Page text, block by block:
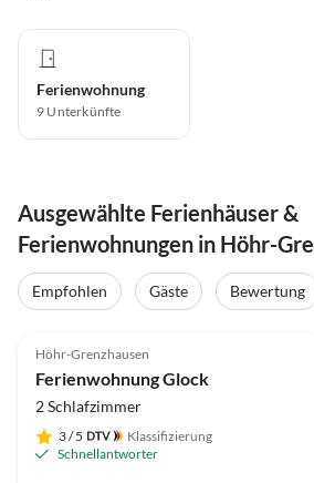
Ferienwohnung
9 Unterkünfte
Ausgewählte Ferienhäuser &
Ferienwohnungen in Höhr-
Empfohlen Gäste Bewertung
Höhr-Grenzhausen
Ferienwohnung Glock
2 Schlafzimmer
3/ 5
Klassifizierung
Schnellantworter